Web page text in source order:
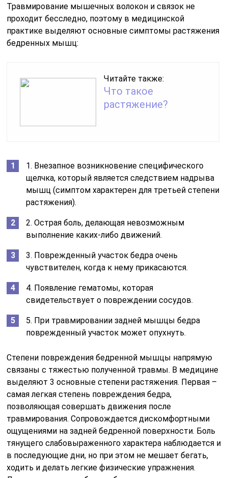
Травмирование мышечных волокон и связок не
проходит бесследно, поэтому в медицинской
практике выделяют основные симптомы растяжения
бедренных мышц:
Читайте также:
Что такое
растяжение?
1. Внезапное возникновение специфического
щелчка, который является следствием надрыва
мышц (симптом характерен для третьей степени
растяжения).
2. Острая боль, делающая невозможным
выполнение каких-либо движений.
3. Поврежденный участок бедра очень
чувствителен, когда к нему прикасаются.
4. Появление гематомы, которая
свидетельствует о повреждении сосудов.
5. При травмировании задней мышцы бедра
поврежденный участок может опухнуть.
Степени повреждения бедренной мышцы напрямую
связаны с тяжестью полученной травмы. В медицине
выделяют 3 основные степени растяжения. Первая –
самая легкая степень повреждения бедра,
позволяющая совершать движения после
травмирования. Сопровождается дискомфортными
ощущениями на задней бедренной поверхности. Боль
тянущего слабовыраженного характера наблюдается и
в последующие дни, но при этом не мешает бегать,
ходить и делать легкие физические упражнения.